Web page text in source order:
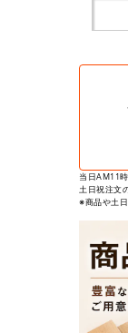
当日AM11
土日祝注文
※商品や土